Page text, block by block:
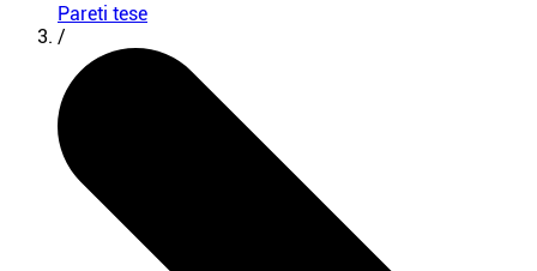
Pareti tese
/